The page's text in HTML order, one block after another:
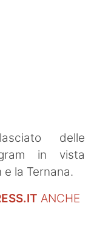
delle
in vista
la Ternana.
ANCHE